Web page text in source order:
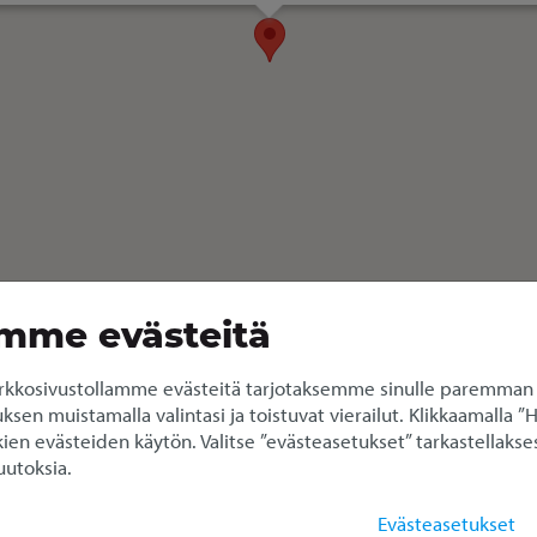
Metsokankaantie (Isopaku
evästeitä
evästeitä tarjotaksemme sinulle paremman
muistamalla valintasi ja toistuvat vierailut. Klikkaamalla
evästeiden käytön. Valitse ”evästeasetukset”
Evästeasetukset